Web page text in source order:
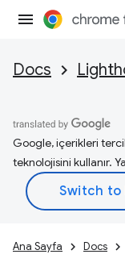
Docs
Google, içerikleri
teknolojisini kullanır.
Ana Sayfa Docs